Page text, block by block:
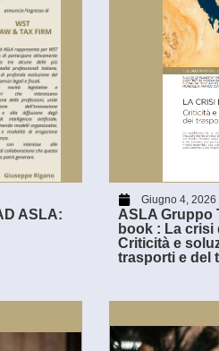
ASLA:
Giugno 4, 2026
ASLA Gruppo
book : La crisi
Criticità e
trasporti e del